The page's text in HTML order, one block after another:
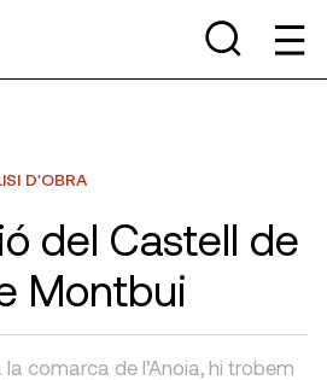
D'OBRA
del Castell de
Montbui
comarca de l’Anoia, hi trobem